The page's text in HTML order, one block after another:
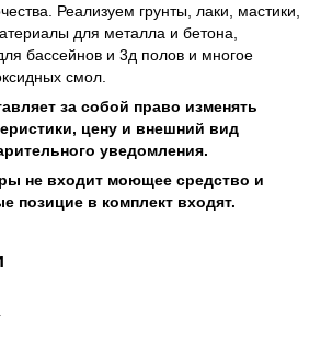
Реализуем грунты, лаки, мастики,
для металла и бетона,
бассейнов и 3д полов и многое
смол.
за собой право изменять
цену и внешний вид
уведомления.
не входит моющее средство и
позицие в комплект входят.